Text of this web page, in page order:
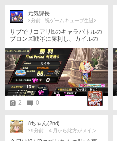
元気課長
8分前 祝ゲームキューブ生誕25周年！！
サブでリコアリ🃏のキャラバトルの
ブロンズ戦🥉に勝利し、カイルの
キャラのぼりをゲット。
2 0
8ちゃん(2nd)
29分前 ４月から此方がメインです。